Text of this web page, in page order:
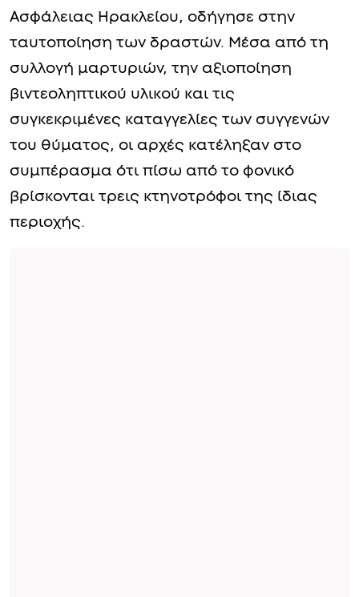
Ασφάλειας Ηρακλείου, οδήγησε στην
ταυτοποίηση των δραστών. Μέσα από τη
συλλογή μαρτυριών, την αξιοποίηση
βιντεοληπτικού υλικού και τις
συγκεκριμένες καταγγελίες των συγγενών
του θύματος, οι αρχές κατέληξαν στο
συμπέρασμα ότι πίσω από το φονικό
βρίσκονται τρεις κτηνοτρόφοι της ίδιας
περιοχής.